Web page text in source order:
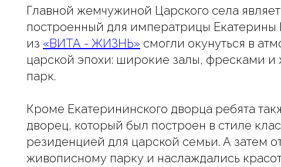
Главной жемчужиной Царского села
построенный для императрицы Екатерины
из «ВИТА - ЖИЗНЬ» смогли окунуться в
царской эпохи: широкие залы, фресками и
парк.
Кроме Екатерининского дворца ребята
дворец, который был построен в стиле
резиденцией для царской семьи. А затем
живописному парку и наслаждались